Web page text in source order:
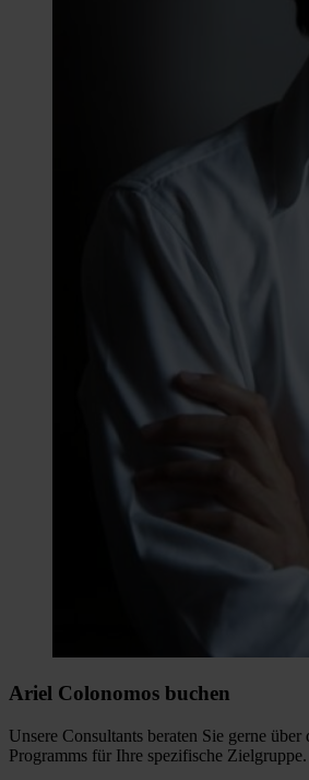
Ariel Colonomos buchen
Unsere Consultants beraten Sie gerne über
Programms für Ihre spezifische Zielgruppe.